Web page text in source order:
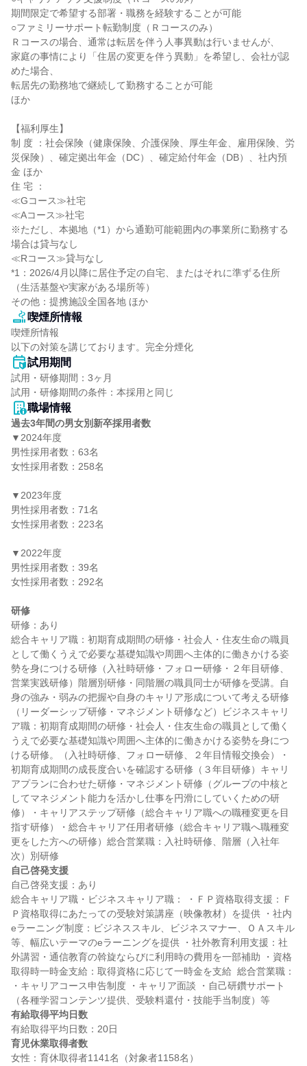
期間限定で希望する部署・職務を経験することが可能
○ファミリーサポート転勤制度（Ｒコースのみ）
Ｒコースの場合、通常は転居を伴う人事異動は行いませんが、
家庭の事情により「住居の変更を伴う異動」を希望し、会社が認
めた場合、
転居先の勤務地で継続して勤務することが可能
ほか
【福利厚生】
制 度 ：社会保険（健康保険、介護保険、厚生年金、雇用保険、労
災保険）、確定拠出年金（DC）、確定給付年金（DB）、社内預
金 ほか
住 宅 ：
≪Gコース≫社宅
≪Aコース≫社宅
※ただし、本拠地（*1）から通勤可能範囲内の事業所に勤務する
場合は貸与なし
≪Rコース≫貸与なし
*1：2026/4月以降に居住予定の自宅、またはそれに準ずる住所
（生活基盤や実家がある場所等）
その他：提携施設全国各地 ほか
喫煙所情報
喫煙所情報
以下の対策を講じております。完全分煙化
試用期間
試用・研修期間：3ヶ月
職場情報
過去3年間の男女別新卒採用者数
▼2024年度
男性採用者数：63名
女性採用者数：258名
▼2023年度
男性採用者数：71名
女性採用者数：223名
▼2022年度
男性採用者数：39名
女性採用者数：292名
研修
研修：あり
総合キャリア職：初期育成期間の研修・社会人・住友生命の職員
として働くうえで必要な基礎知識や周囲へ主体的に働きかける姿
勢を身につける研修（入社時研修・フォロー研修・２年目研修、
営業実践研修）階層別研修・同階層の職員同士が研修を受講。自
身の強み・弱みの把握や自身のキャリア形成について考える研修
（リーダーシップ研修・マネジメント研修など）ビジネスキャリ
ア職：初期育成期間の研修・社会人・住友生命の職員として働く
うえで必要な基礎知識や周囲へ主体的に働きかける姿勢を身につ
ける研修。（入社時研修、フォロー研修、２年目情報交換会）・
初期育成期間の成長度合いを確認する研修（３年目研修）キャリ
アプランに合わせた研修・マネジメント研修（グループの中核と
してマネジメント能力を活かし仕事を円滑にしていくための研
修）・キャリアステップ研修（総合キャリア職への職種変更を目
指す研修）・総合キャリア任用者研修（総合キャリア職へ職種変
更をした方への研修）総合営業職：入社時研修、階層（入社年
自己啓発支援
自己啓発支援：あり
総合キャリア職・ビジネスキャリア職： ・ＦＰ資格取得支援：Ｆ
Ｐ資格取得にあたっての受験対策講座（映像教材）を提供 ・社内
eラーニング制度：ビジネススキル、ビジネスマナー、ＯＡスキル
等、幅広いテーマのeラーニングを提供 ・社外教育利用支援：社
外講習・通信教育の斡旋ならびに利用時の費用を一部補助 ・資格
取得時一時金支給：取得資格に応じて一時金を支給  総合営業職：
・キャリアコース申告制度 ・キャリア面談 ・自己研鑽サポート
有給取得平均日数
育児休業取得者数
女性：育休取得者1141名（対象者1158名）